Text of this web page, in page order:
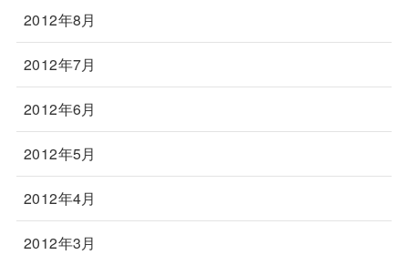
2012年8月
2012年7月
2012年6月
2012年5月
2012年4月
2012年3月